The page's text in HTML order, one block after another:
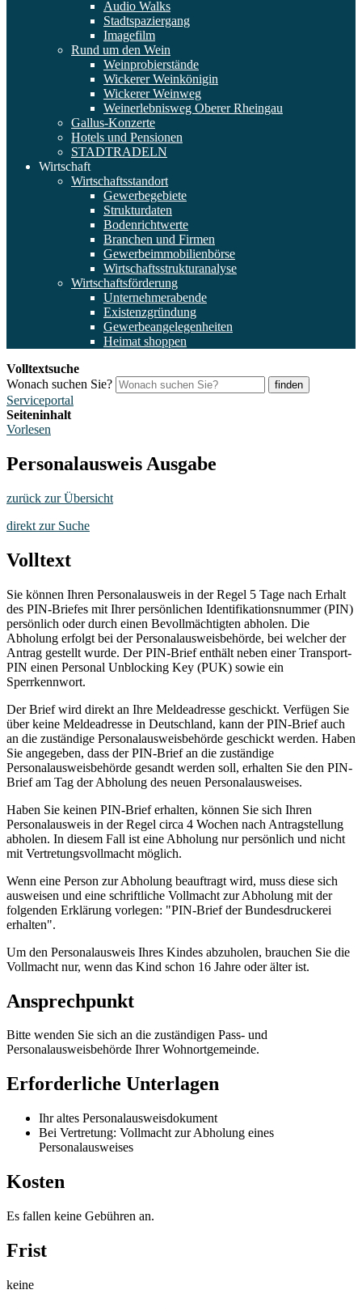
Audio Walks
Stadtspaziergang
Imagefilm
Rund um den Wein
Weinprobierstände
Wickerer Weinkönigin
Wickerer Weinweg
Weinerlebnisweg Oberer Rheingau
Gallus-Konzerte
Hotels und Pensionen
STADTRADELN
Wirtschaft
Wirtschaftsstandort
Gewerbegebiete
Strukturdaten
Bodenrichtwerte
Branchen und Firmen
Gewerbeimmobilienbörse
Wirtschaftsstrukturanalyse
Wirtschaftsförderung
Unternehmerabende
Existenzgründung
Gewerbeangelegenheiten
Heimat shoppen
Volltextsuche
Wonach suchen Sie?
finden
Serviceportal
Seiteninhalt
Vorlesen
Personalausweis Ausgabe
zurück zur Übersicht
direkt zur Suche
Volltext
Sie können Ihren Personalausweis in der Regel 5 Tage nach Erhalt
des PIN-Briefes mit Ihrer persönlichen Identifikationsnummer (PIN)
persönlich oder durch einen Bevollmächtigten abholen. Die
Abholung erfolgt bei der Personalausweisbehörde, bei welcher der
Antrag gestellt wurde. Der PIN-Brief enthält neben einer Transport-
PIN einen Personal Unblocking Key (PUK) sowie ein
Sperrkennwort.
Der Brief wird direkt an Ihre Meldeadresse geschickt. Verfügen Sie
über keine Meldeadresse in Deutschland, kann der PIN-Brief auch
an die zuständige Personalausweisbehörde geschickt werden. Haben
Sie angegeben, dass der PIN-Brief an die zuständige
Personalausweisbehörde gesandt werden soll, erhalten Sie den PIN-
Brief am Tag der Abholung des neuen Personalausweises.
Haben Sie keinen PIN-Brief erhalten, können Sie sich Ihren
Personalausweis in der Regel circa 4 Wochen nach Antragstellung
abholen. In diesem Fall ist eine Abholung nur persönlich und nicht
mit Vertretungsvollmacht möglich.
Wenn eine Person zur Abholung beauftragt wird, muss diese sich
ausweisen und eine schriftliche Vollmacht zur Abholung mit der
folgenden Erklärung vorlegen: "PIN-Brief der Bundesdruckerei
erhalten".
Um den Personalausweis Ihres Kindes abzuholen, brauchen Sie die
Vollmacht nur, wenn das Kind schon 16 Jahre oder älter ist.
Ansprechpunkt
Bitte wenden Sie sich an die zuständigen Pass- und
Personalausweisbehörde Ihrer Wohnortgemeinde.
Erforderliche Unterlagen
Ihr altes Personalausweisdokument
Bei Vertretung: Vollmacht zur Abholung eines
Personalausweises
Kosten
Es fallen keine Gebühren an.
Frist
keine